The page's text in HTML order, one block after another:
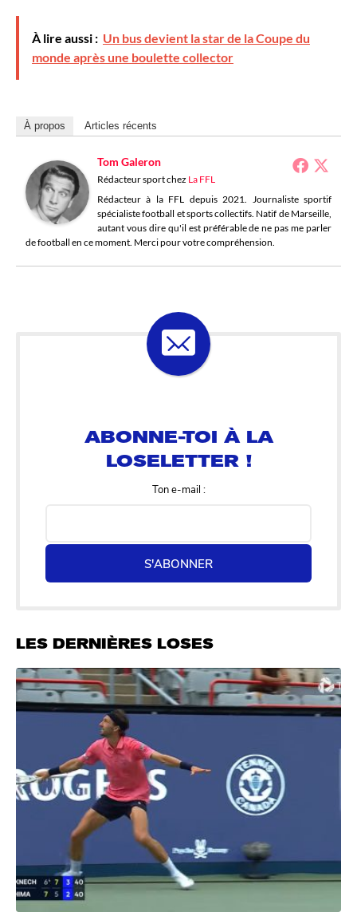
À lire aussi : Un bus devient la star de la Coupe du
monde après une boulette collector
À propos Articles récents
Tom Galeron
Rédacteur sportchez La FFL
Rédacteur à la FFL depuis 2021. Journaliste sportif
spécialiste football et sports collectifs. Natif de Marseille,
autant vous dire qu'il est préférable de ne pas me parler
de football en ce moment. Merci pour votre compréhension.
Ton e-mail :
S'ABONNER
LES DERNIÈRES LOSES